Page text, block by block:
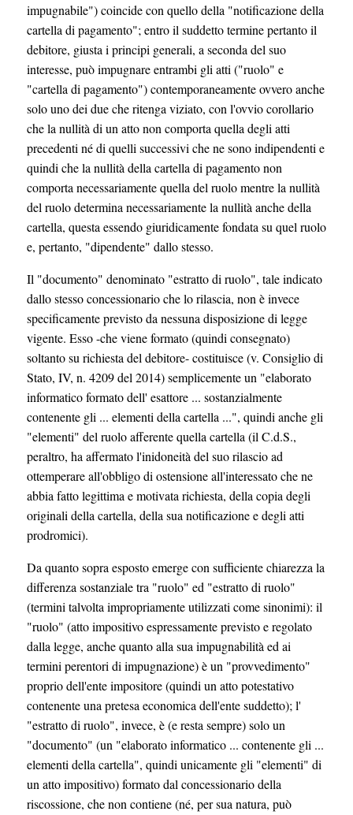
impugnabile") coincide con quello della "notificazione della
cartella di pagamento"; entro il suddetto termine pertanto il
debitore, giusta i principi generali, a seconda del suo
interesse, può impugnare entrambi gli atti ("ruolo" e
"cartella di pagamento") contemporaneamente ovvero anche
solo uno dei due che ritenga viziato, con l'ovvio corollario
che la nullità di un atto non comporta quella degli atti
precedenti né di quelli successivi che ne sono indipendenti e
quindi che la nullità della cartella di pagamento non
comporta necessariamente quella del ruolo mentre la nullità
del ruolo determina necessariamente la nullità anche della
cartella, questa essendo giuridicamente fondata su quel ruolo
e, pertanto, "dipendente" dallo stesso.
Il "documento" denominato "estratto di ruolo", tale indicato
dallo stesso concessionario che lo rilascia, non è invece
specificamente previsto da nessuna disposizione di legge
vigente. Esso -che viene formato (quindi consegnato)
soltanto su richiesta del debitore- costituisce (v. Consiglio di
Stato, IV, n. 4209 del 2014) semplicemente un "elaborato
informatico formato dell' esattore ... sostanzialmente
contenente gli ... elementi della cartella ...", quindi anche gli
"elementi" del ruolo afferente quella cartella (il C.d.S.,
peraltro, ha affermato l'inidoneità del suo rilascio ad
ottemperare all'obbligo di ostensione all'interessato che ne
abbia fatto legittima e motivata richiesta, della copia degli
originali della cartella, della sua notificazione e degli atti
prodromici).
Da quanto sopra esposto emerge con sufficiente chiarezza la
differenza sostanziale tra "ruolo" ed "estratto di ruolo"
(termini talvolta impropriamente utilizzati come sinonimi): il
"ruolo" (atto impositivo espressamente previsto e regolato
dalla legge, anche quanto alla sua impugnabilità ed ai
termini perentori di impugnazione) è un "provvedimento"
proprio dell'ente impositore (quindi un atto potestativo
contenente una pretesa economica dell'ente suddetto); l'
"estratto di ruolo", invece, è (e resta sempre) solo un
"documento" (un "elaborato informatico ... contenente gli ...
elementi della cartella", quindi unicamente gli "elementi" di
un atto impositivo) formato dal concessionario della
riscossione, che non contiene (né, per sua natura, può